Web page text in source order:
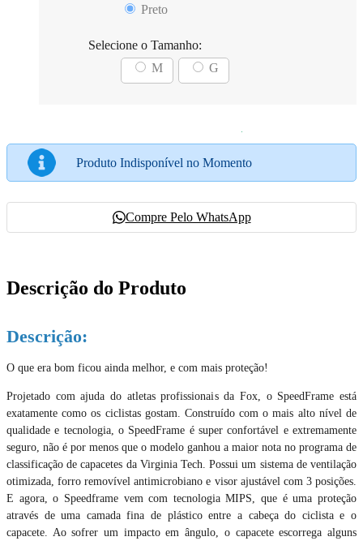
Preto
Selecione o Tamanho:
M
G
Produto Indisponível no Momento
Compre Pelo WhatsApp
Descrição do Produto
Descrição:
O que era bom ficou ainda melhor, e com mais proteção!
Projetado com ajuda do atletas profissionais da Fox, o SpeedFrame est
exatamente como os ciclistas gostam. Construído com o mais alto nível de
qualidade e tecnologia, o SpeedFrame é super confortável e extremamente
seguro, não é por menos que o modelo ganhou a maior nota no programa de
classificação de capacetes da Virginia Tech. Possui um sistema de ventilação
otimizada, forro removível antimicrobiano e visor ajustável com 3 posições.
E agora, o Speedframe vem com tecnologia MIPS, que é uma proteção
através de uma camada fina de plástico entre a cabeça do ciclista e o
capacete. Ao sofrer um impacto em ângulo, o capacete escorrega alguns